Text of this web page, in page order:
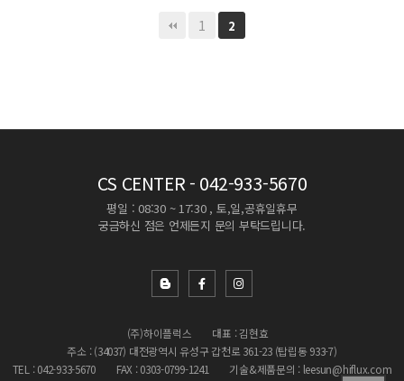
1 2
CS CENTER - 042-933-5670
평일 : 08:30 ~ 17:30 , 토,일,공휴일휴무
궁금하신 점은 언제든지 문의 부탁드립니다.
(주)하이플럭스
대표 : 김현효
주소 : (34037) 대전광역시 유성구 갑천로 361-23 (탑립동 933-7)
TEL : 042-933-5670
FAX : 0303-0799-1241
기술&제품문의 : leesun@hiflux.com